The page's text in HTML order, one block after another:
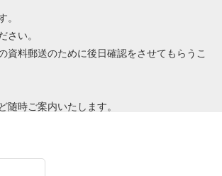
。
さい。
料郵送のために後日確認をさせてもらうこ
随時ご案内いたします。